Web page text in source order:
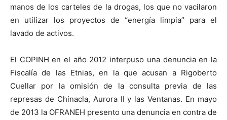
manos de los carteles de la drogas, los que no vacilaron
en utilizar los proyectos de “energía limpia” para el
lavado de activos.
El COPINH en el año 2012 interpuso una denuncia en la
Fiscalía de las Etnias, en la que acusan a Rigoberto
Cuellar por la omisión de la consulta previa de las
represas de Chinacla, Aurora II y las Ventanas. En mayo
de 2013 la OFRANEH presento una denuncia en contra de